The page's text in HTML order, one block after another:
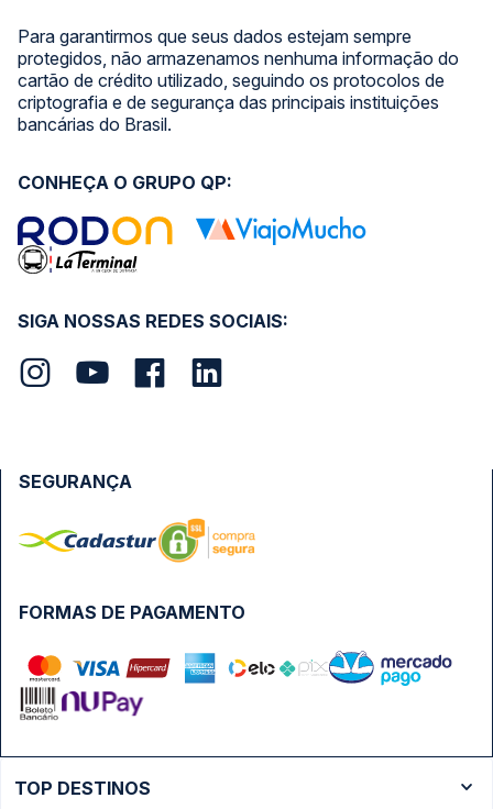
Para garantirmos que seus dados estejam sempre
protegidos, não armazenamos nenhuma informação do
cartão de crédito utilizado, seguindo os protocolos de
criptografia e de segurança das principais instituições
bancárias do Brasil.
SIGA NOSSAS REDES SOCIAIS:
CONHEÇA O GRUPO QP:
FORMAS DE PAGAMENTO
SEGURANÇA
TOP DESTINOS